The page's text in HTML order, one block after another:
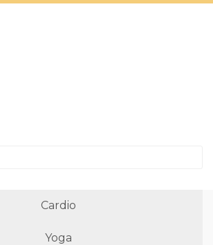
Cardio
Yoga